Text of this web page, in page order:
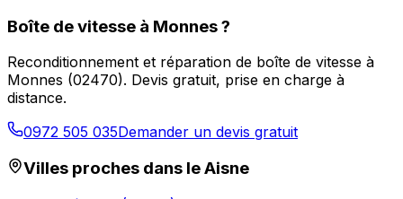
Boîte de vitesse à Monnes?
Reconditionnement et réparation de boîte de vitesse à
Monnes (02470). Devis gratuit, prise en charge à
distance.
0972 505 035Demander un devis gratuit
Villes proches dans leAisne